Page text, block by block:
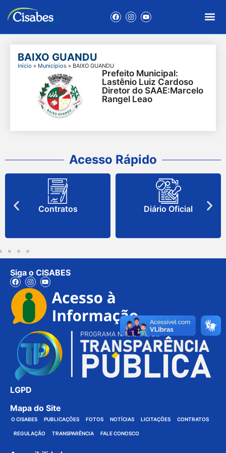
BAIXO GUANDU
Início » Municípios » BAIXO GUANDU
Prefeito Municipal:
Lastênio Luiz Cardoso
Diretor do SAAE:Marcelo
Rangel Leao
Acesso Rápido
Contratos Diário Oficial
Siga o CISABES
LGPD
Mapa do Site
O CISABES PUBLICAÇÕES FOTOS NOTÍCIAS LICITAÇÕES CONTRATOS
REGULAÇÃO TRANSPARÊNCIA FALE CONOSCO